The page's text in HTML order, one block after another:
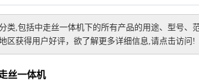
类,包括中走丝一体机 下的所有产品的用途、型号、
区获得用户好评，欲了解更多详细信息,请点击访问!
丝一体机